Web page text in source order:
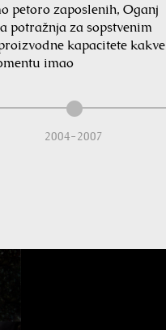
petoro zaposlenih, Oganj
potražnja za sopstvenim
kapacitete kakve
imao
2004-2007